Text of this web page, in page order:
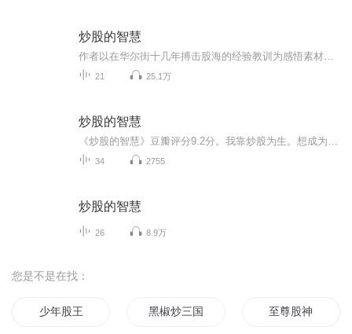
炒股的智慧
21 25.1万
炒股的智慧
34 2755
炒股的智慧
26 8.9万
您是不是在找：
少年股王 黑椒炒三国 至尊股神